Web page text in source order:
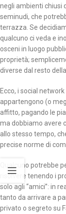
negli ambienti chiusi
seminudi, che
terrazza. Se
qualcuno ci veda e
osceni in luogo
proprietà;
diverse dal resto
Ecco, i social
appartengono (o
affitto, pagando le
ma dobbiamo avere
allo stesso tempo,
precise norme di
Qualcuno potrebbe
risolvere tenendo i
solo agli “amici”: in
tanto da arrivare a
privato o segreto su